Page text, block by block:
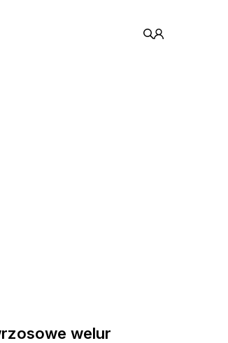
welur